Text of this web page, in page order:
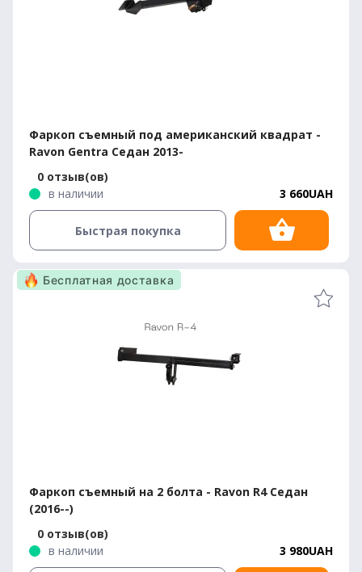
Фаркоп съемный под американский квадрат -
Ravon Gentra Седан 2013-
0 отзыв(ов)
в наличии
3 660UAH
Быстрая покупка
Фаркоп съемный на 2 болта - Ravon R4 Седан
(2016--)
0 отзыв(ов)
в наличии
3 980UAH
Бесплатная доставка